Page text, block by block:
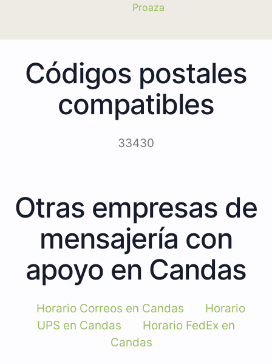
Proaza
Códigos postales
compatibles
33430
Otras empresas de
mensajería con
apoyo en Candas
Horario Correos en Candas
Horario
UPS en Candas
Horario FedEx en
Candas